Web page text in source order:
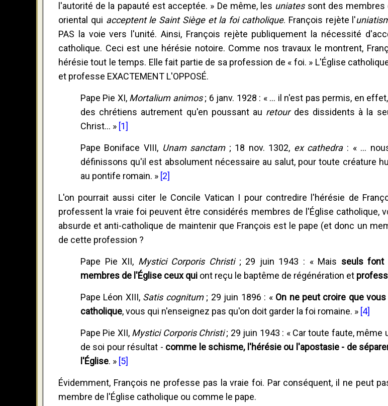
l'autorité de la papauté est acceptée. » De même, les uniatessont des membres
oriental qui acceptent le Saint Siège et la foi catholique. François rejète l'
PAS la voie vers l'unité. Ainsi, François rejète publiquement la nécessité
catholique. Ceci est une hérésie notoire. Comme nos travaux le montrent,
hérésie tout le temps. Elle fait partie de sa profession de « foi. » L'Église
et professe EXACTEMENT L'OPPOSÉ.
Pape Pie XI, Mortalium animos; 6 janv. 1928 : « ... il n'est pas permis, en
des chrétiens autrement qu'en poussant au retourdes dissidents à la
Christ... » [1]
Pape Boniface VIII, Unam sanctam; 18 nov. 1302, ex cathedra: « ...
définissons qu'il est absolument nécessaire au salut, pour toute créature
au pontife romain. » [2]
L'on pourrait aussi citer le Concile Vatican I pour contredire l'hérésie de
professent la vraie foi peuvent être considérés membres de l'Église catholique,
absurde et anti-catholique de maintenir que François est le pape (et donc un
de cette profession ?
Pape Pie XII, Mystici Corporis Christi; 29 juin 1943 : « Mais seuls font
membres de l'Église ceux quiont reçu le baptême de régénération et
Pape Léon XIII, Satis cognitum; 29 juin 1896 : « On ne peut croire que
catholique, vous qui n'enseignez pas qu'on doit garder la foi romaine. » [4]
Pape Pie XII, Mystici Corporis Christi; 29 juin 1943 : « Car toute faute, même
de soi pour résultat - comme le schisme, l'hérésie ou l'apostasie - de
l'Église. » [5]
Évidemment, François ne professe pas la vraie foi. Par conséquent, il ne peut
membre de l'Église catholique ou comme le pape.